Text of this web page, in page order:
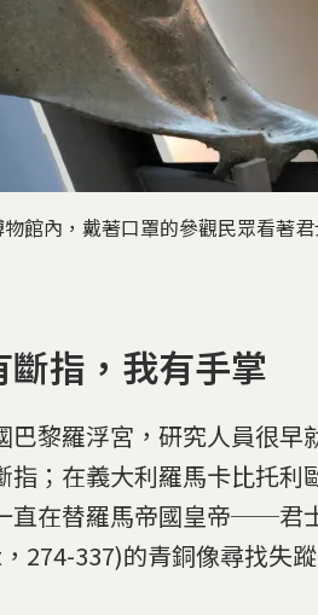
館內，戴著口罩的參觀民眾看著
斷指，我有手掌
巴黎羅浮宮，研究人員很
指；在義大利羅馬卡比托
直在替羅馬帝國皇帝──君
274-337)的青銅像尋找失